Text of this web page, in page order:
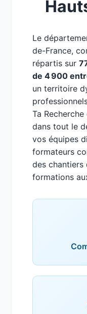
Le
de-France,
répartis sur
de 4 900
un territoire
Ta
dans tout le
vos équipes
formateurs
des chantiers
formations